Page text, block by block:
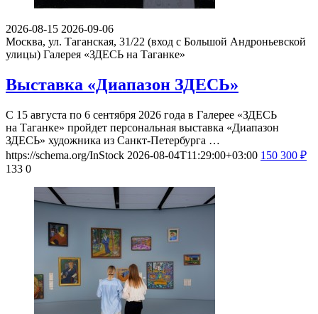
2026-08-15 2026-09-06
Москва, ул. Таганская, 31/22 (вход с Большой Андроньевской
улицы) Галерея «ЗДЕСЬ на Таганке»
Выставка «Диапазон ЗДЕСЬ»
С 15 августа по 6 сентября 2026 года в Галерее «ЗДЕСЬ
на Таганке» пройдет персональная выставка «Диапазон
ЗДЕСЬ» художника из Санкт-Петербурга …
https://schema.org/InStock 2026-08-04T11:29:00+03:00 150 300 ₽
133 0